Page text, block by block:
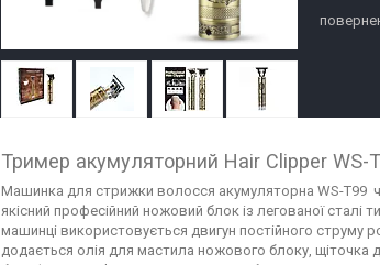
Тример акумуляторний Hair Clipper WS-
Машинка для стрижки волосся акумуляторна WS-T99
якісний професійний ножовий блок із легованої
машинці використовується двигун постійного струму
додається олія для мастила ножового блоку,